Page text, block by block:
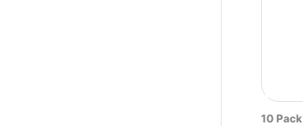
10 Pack